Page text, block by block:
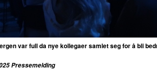
var full da nye kollegaer samlet seg for å bli
Pressemelding